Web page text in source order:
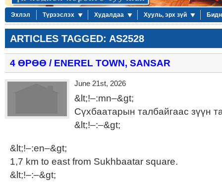
Эхлэл Түрээслэх Худалдаа Хууль, эрх зүй
ARTICLES TAGGED: AS2528
4 ӨРӨӨ / ENEREL TOWN, SANSAR
June 21st, 2026
&lt;!–:mn–&gt;
Сүхбаатарын талбайгаас зүүн
&lt;!–:–&gt;
&lt;!–:en–&gt;
1,7 km to east from Sukhbaatar square.
&lt;!–:–&gt;